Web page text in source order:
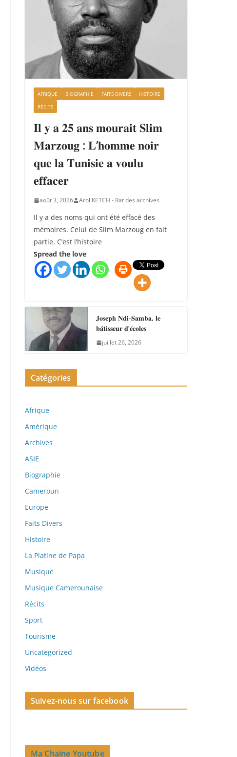
AFRIQUE BIOGRAPHIE FAITS DIVERS
HISTOIRE
RÉCITS
𝐈𝐥 𝐲 𝐚 𝟐𝟓 𝐚𝐧𝐬 𝐦𝐨𝐮𝐫𝐚𝐢𝐭 𝐒𝐥𝐢𝐦
𝐌𝐚𝐫𝐳𝐨𝐮𝐠 : 𝐋’𝐡𝐨𝐦𝐦𝐞 𝐧𝐨𝐢𝐫
𝐪𝐮𝐞 𝐥𝐚 𝐓𝐮𝐧𝐢𝐬𝐢𝐞 𝐚 𝐯𝐨𝐮𝐥𝐮
𝐞𝐟𝐟𝐚𝐜𝐞𝐫
août 3, 2026 Arol KETCH - Rat des archives
Il y a des noms qui ont été effacé des
mémoires. Celui de Slim Marzoug en fait
partie. C’est l’histoire
Spread the love
𝐉𝐨𝐬𝐞𝐩𝐡 𝐍𝐝𝐢-𝐒𝐚𝐦𝐛𝐚, 𝐥𝐞
𝐛𝐚̂𝐭𝐢𝐬𝐬𝐞𝐮𝐫 𝐝’𝐞́𝐜𝐨𝐥𝐞𝐬
juillet 26, 2026
Catégories
Afrique
Amérique
Archives
ASIE
Biographie
Cameroun
Europe
Faits Divers
Histoire
La Platine de Papa
Musique
Musique Camerounaise
Récits
Sport
Tourisme
Uncategorized
Vidéos
Suivez-nous sur facebook
Ma Chaine Youtube